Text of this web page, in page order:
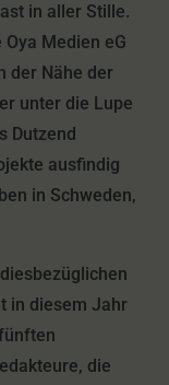
in aller Stille.
Medien eG
der Nähe der
unter die Lupe
Dutzend
ausfindig
in Schweden,
in diesem Jahr
die